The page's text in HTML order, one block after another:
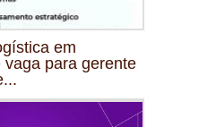
em
vaga para gerente